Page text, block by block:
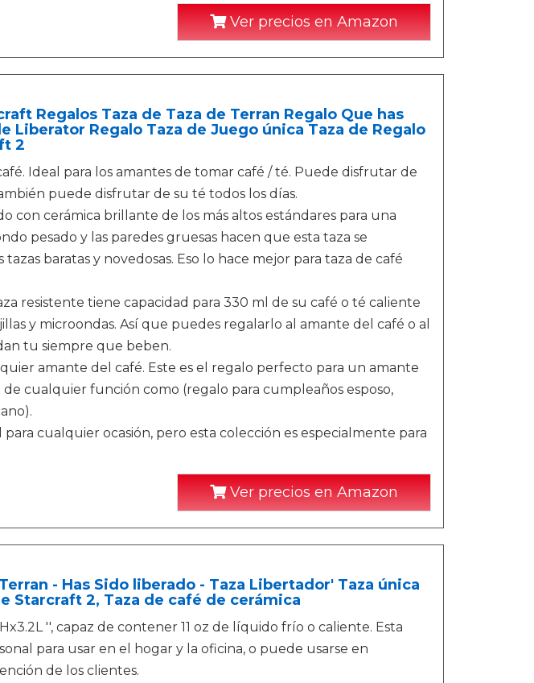
Ver precios en Amazon
Regalos Taza de Taza de Terran Regalo Que has
Liberator Regalo Taza de Juego única Taza de Regalo
2
Ideal para los amantes de tomar café / té. Puede disfrutar de
puede disfrutar de su té todos los días.
con cerámica brillante de los más altos estándares para una
pesado y las paredes gruesas hacen que esta taza se
baratas y novedosas. Eso lo hace mejor para taza de café
resistente tiene capacidad para 330 ml de su café o té caliente
y microondas. Así que puedes regalarlo al amante del café o al
tu siempre que beben.
amante del café. Este es el regalo perfecto para un amante
cualquier función como (regalo para cumpleaños esposo,
para cualquier ocasión, pero esta colección es especialmente para
Ver precios en Amazon
- Has Sido liberado - Taza Libertador' Taza única
Starcraft 2, Taza de café de cerámica
'', capaz de contener 11 oz de líquido frío o caliente. Esta
para usar en el hogar y la oficina, o puede usarse en
de los clientes.